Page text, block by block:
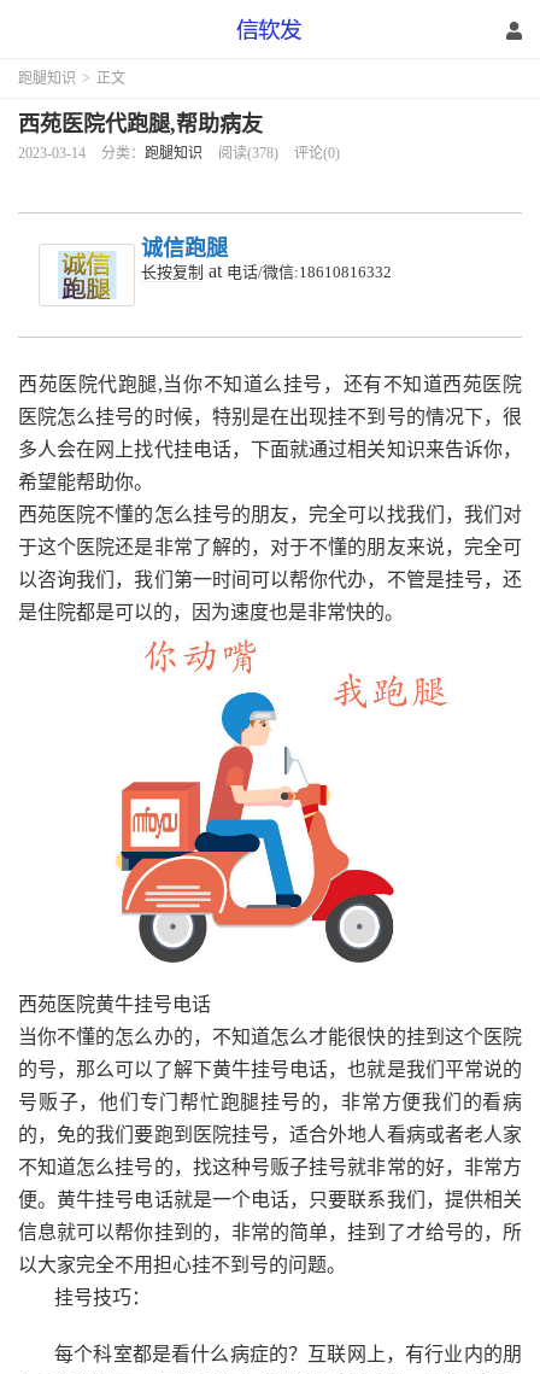
跑腿知识 > 正文
西苑医院代跑腿,帮助病友
2023-03-14 分类： 跑腿知识 阅读(378) 评论(0)
诚信跑腿
长按复制 at 电话/微信:18610816332
西苑医院代跑腿,当你不知道么挂号，还有不知道西苑医院
医院怎么挂号的时候，特别是在出现挂不到号的情况下，很
多人会在网上找代挂电话，下面就通过相关知识来告诉你，
希望能帮助你。
西苑医院不懂的怎么挂号的朋友，完全可以找我们，我们对
于这个医院还是非常了解的，对于不懂的朋友来说，完全可
以咨询我们，我们第一时间可以帮你代办，不管是挂号，还
是住院都是可以的，因为速度也是非常快的。
西苑医院黄牛挂号电话
当你不懂的怎么办的，不知道怎么才能很快的挂到这个医院
的号，那么可以了解下黄牛挂号电话，也就是我们平常说的
号贩子，他们专门帮忙跑腿挂号的，非常方便我们的看病
的，免的我们要跑到医院挂号，适合外地人看病或者老人家
不知道怎么挂号的，找这种号贩子挂号就非常的好，非常方
便。黄牛挂号电话就是一个电话，只要联系我们，提供相关
信息就可以帮你挂到的，非常的简单，挂到了才给号的，所
以大家完全不用担心挂不到号的问题。
挂号技巧：
每个科室都是看什么病症的？互联网上，有行业内的朋